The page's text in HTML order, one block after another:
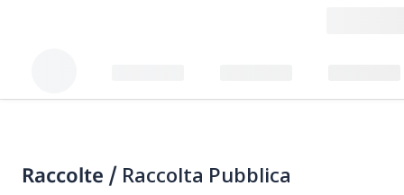
Raccolte / Raccolta Pubblica